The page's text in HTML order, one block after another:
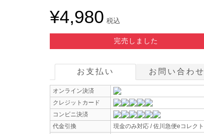
¥4,980 税込
完売しました
お支払い お問い合わせ
オンライン決済
クレジットカード
コンビニ決済
代金引換
現金のみ対応 / 佐川急便eコレクト